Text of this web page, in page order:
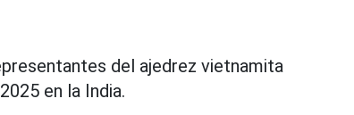
del ajedrez vietnamita
en la India.